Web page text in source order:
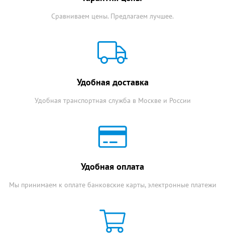
Сравниваем цены. Предлагаем лучшее.
Удобная доставка
Удобная транспортная служба в Москве и России
Удобная оплата
Мы принимаем к оплате банковские карты, электронные платежи